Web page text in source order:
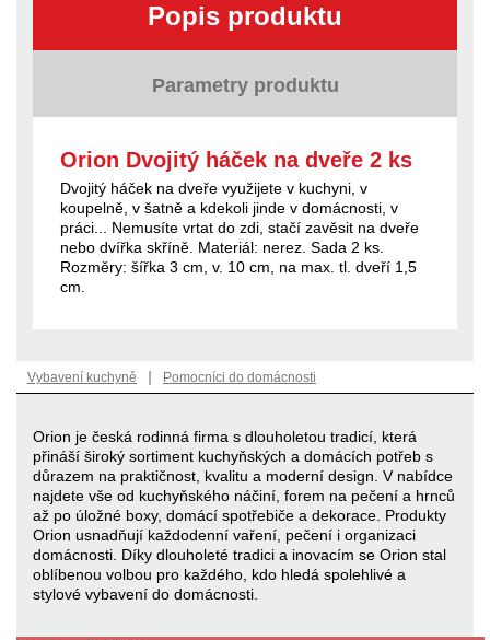
Popis produktu
Parametry produktu
Orion Dvojitý háček na dveře 2 ks
Dvojitý háček na dveře využijete v kuchyni, v
koupelně, v šatně a kdekoli jinde v domácnosti, v
práci... Nemusíte vrtat do zdi, stačí zavěsit na dveře
nebo dvířka skříně. Materiál: nerez. Sada 2 ks.
Rozměry: šířka 3 cm, v. 10 cm, na max. tl. dveří 1,5
cm.
Vybavení kuchyně | Pomocníci do domácnosti
Orion je česká rodinná firma s dlouholetou tradicí, která
přináší široký sortiment kuchyňských a domácích potřeb s
důrazem na praktičnost, kvalitu a moderní design. V nabídce
najdete vše od kuchyňského náčiní, forem na pečení a hrnců
až po úložné boxy, domácí spotřebiče a dekorace. Produkty
Orion usnadňují každodenní vaření, pečení i organizaci
domácnosti. Díky dlouholeté tradici a inovacím se Orion stal
oblíbenou volbou pro každého, kdo hledá spolehlivé a
stylové vybavení do domácnosti.